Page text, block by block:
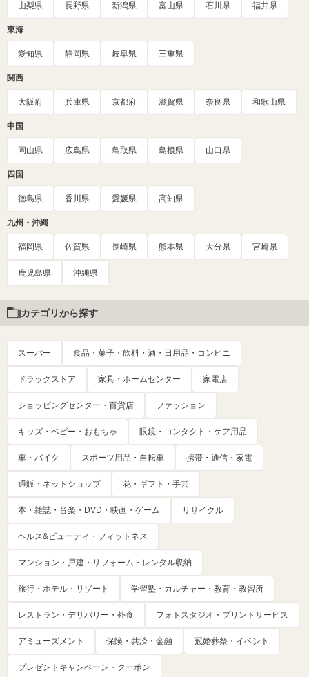
山梨県 長野県 新潟県 富山県 石川県 福井県
東海
愛知県 静岡県 岐阜県 三重県
関西
大阪府 兵庫県 京都府 滋賀県 奈良県 和歌山県
中国
岡山県 広島県 鳥取県 島根県 山口県
四国
徳島県 香川県 愛媛県 高知県
九州・沖縄
福岡県 佐賀県 長崎県 熊本県 大分県 宮崎県
鹿児島県 沖縄県
カテゴリから探す
スーパー 食品・菓子・飲料・酒・日用品・コンビニ
ドラッグストア 家具・ホームセンター 家電店
ショッピングセンター・百貨店 ファッション
キッズ・ベビー・おもちゃ 眼鏡・コンタクト・ケア用品
車・バイク スポーツ用品・自転車 携帯・通信・家電
通販・ネットショップ 花・ギフト・手芸
本・雑誌・音楽・DVD・映画・ゲーム リサイクル
ヘルス&ビューティ・フィットネス
マンション・戸建・リフォーム・レンタル収納
旅行・ホテル・リゾート 学習塾・カルチャー・教育・教習所
レストラン・デリバリー・外食 フォトスタジオ・プリントサービス
アミューズメント 保険・共済・金融 冠婚葬祭・イベント
プレゼントキャンペーン・クーポン